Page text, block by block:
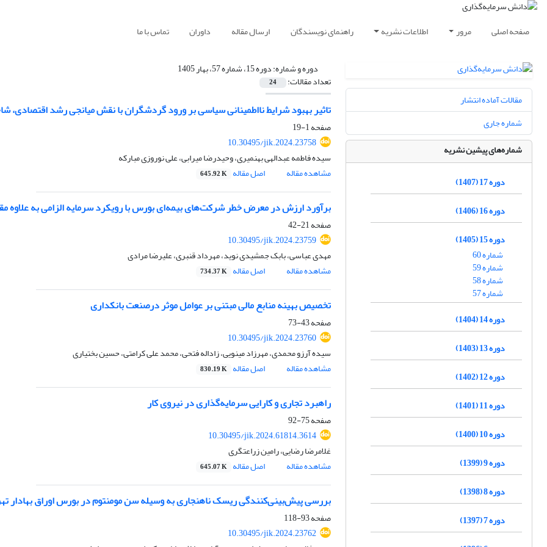
صفحه اصلی مرور اطلاعات نشریه راهنمای نویسندگان ارسال مقاله داوران تماس با ما
دوره و شماره:دوره 15، شماره 57، بهار 1405
تعداد مقالات: 24
تاثیر بهبود شرایط نااطمینانی سیاسی بر ورود گردشگران با نقش میانجی رشد
صفحه1-19
10.30495/jik.2024.23758
سیده فاطمه عبدالهی بهنمیری، وحیدرضا میرابی، علی نوروزی مبارکه
مشاهده مقاله
اصل مقاله 645.92 K
برآورد ارزش در معرض خطر شرکت‌های بیمه‌ای بورس با رویکرد سرمایه الزامی به علاوه
صفحه21-42
10.30495/jik.2024.23759
مهدی عباسی، بابک جمشیدی نوید، مهرداد قنبری، علیرضا مرادی
مشاهده مقاله
اصل مقاله 734.37 K
تخصیص بهینه منابع مالی مبتنی بر عوامل موثر درصنعت بانکداری
صفحه43-73
10.30495/jik.2024.23760
سیده آرزو محمدی، مهرزاد مینویی، زاداله فتحی، محمد علی کرامتی، حسین بختیاری
مشاهده مقاله
اصل مقاله 830.19 K
راهبرد تجاری و کارایی سرمایه‌گذاری در نیروی کار
صفحه75-92
10.30495/jik.2024.61814.3614
غلامرضا رضایی، رامین زراعتگری
مشاهده مقاله
اصل مقاله 645.07 K
بررسی پیش‌بینی‌کنندگی ریسک ناهنجاری به وسیله سن مومنتوم در بورس اوراق بهادار
صفحه93-118
10.30495/jik.2024.23762
مقالات آماده انتشار
شماره جاری
شماره‌های پیشین نشریه
دوره 17 (1407)
دوره 16 (1406)
دوره 15 (1405)
شماره 60
شماره 59
شماره 58
شماره 57
دوره 14 (1404)
دوره 13 (1403)
دوره 12 (1402)
دوره 11 (1401)
دوره 10 (1400)
دوره 9 (1399)
دوره 8 (1398)
دوره 7 (1397)